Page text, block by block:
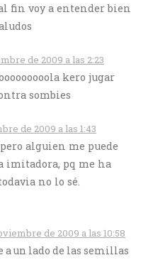
fin voy a entender bien
de 2009 a las 2:23
kero jugar
sombies
de 2009 a las 1:43
alguien me puede
imitadora, pq me ha
no lo sé.
de 2009 a las 10:58
a un lado de las semillas